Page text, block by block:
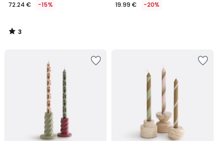
72.24 € -15%
3
/
19.99 € -20%